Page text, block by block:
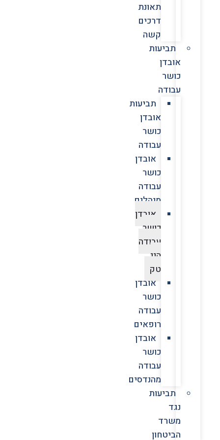
תאונת
דרכים
קשה
תביעות
אובדן
כושר
עבודה
תביעות
אובדן
כושר
עבודה
אובדן
כושר
עבודה
מנהלים
אובדן
כושר
עבודה
היי
טק
אובדן
כושר
עבודה
רופאים
אובדן
כושר
עבודה
מהנדסים
תביעות
נגד
משרד
הביטחון